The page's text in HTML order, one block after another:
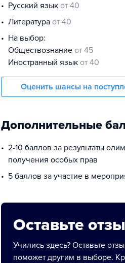
русский язык от 40
литература от 40
На выбор:
обществознание от 45
иностранный язык от 40
Оценить шансы на
Дополнительные
2-10 баллов за результаты
получения особых прав
5 баллов за участие в
Оставьте
Учились здесь? Оставьте
поможет другим в выборе.